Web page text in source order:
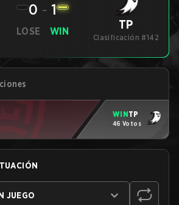
LOSE
0 - 1
WIN TP
Clasificación #142
WINTP
46 Votos
JUEGO